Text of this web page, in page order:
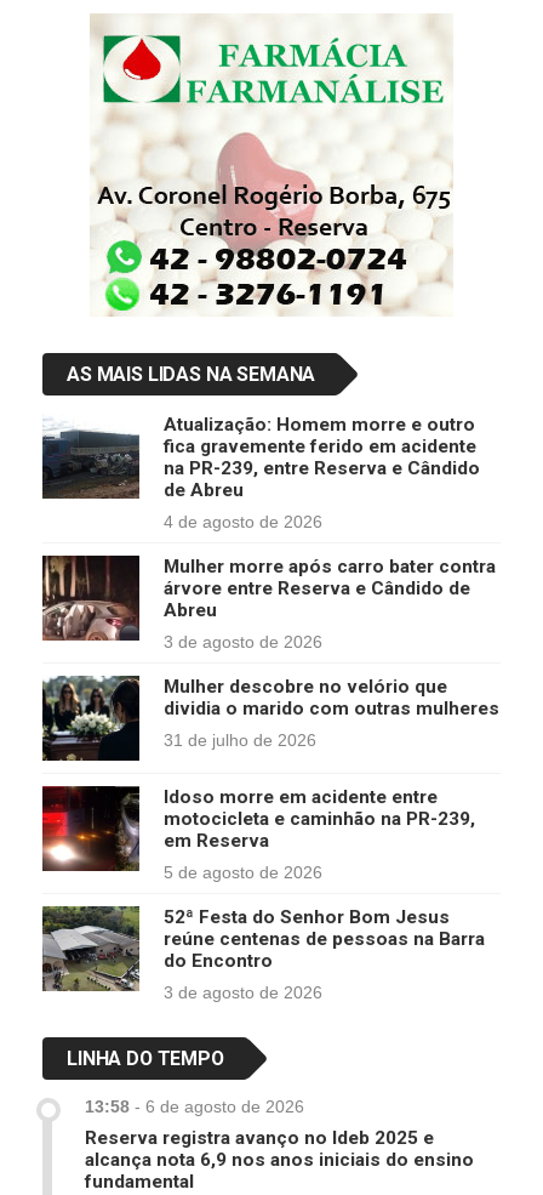
AS MAIS LIDAS NA SEMANA
Atualização: Homem morre e outro
fica gravemente ferido em acidente
na PR-239, entre Reserva e Cândido
de Abreu
4 de agosto de 2026
Mulher morre após carro bater contra
árvore entre Reserva e Cândido de
Abreu
3 de agosto de 2026
Mulher descobre no velório que
dividia o marido com outras mulheres
31 de julho de 2026
Idoso morre em acidente entre
motocicleta e caminhão na PR-239,
em Reserva
5 de agosto de 2026
52ª Festa do Senhor Bom Jesus
reúne centenas de pessoas na Barra
do Encontro
3 de agosto de 2026
LINHA DO TEMPO
13:58 - 6 de agosto de 2026
Reserva registra avanço no Ideb 2025 e
alcança nota 6,9 nos anos iniciais do ensino
fundamental